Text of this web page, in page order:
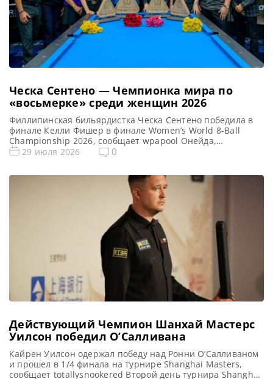
Ческа Сентено — Чемпионка мира по
«восьмерке» среди женщин 2026
Филлипинская бильярдистка Ческа Сентено победила в
финале Келли Фишер в финале Women’s World 8-Ball
Championship 2026, сообщает wpapool Онейда,
Висконсин — финальное противостояние на Чемпионате
Победительницей стала филиппинская спортсменка
Ческа Сентено, одолевшая в решающей схватке британку
Келли Фишер со счетом 9–6. На протяжении […]
29 июля 2026 0
Действующий Чемпион Шанхай Мастерс
Уилсон победил О’Салливана
Кайрен Уилсон одержал победу над Ронни О’Салливаном
и прошел в 1/4 финала на турнире Shanghai Masters,
сообщает totallysnookered Второй день турнира Shanghai